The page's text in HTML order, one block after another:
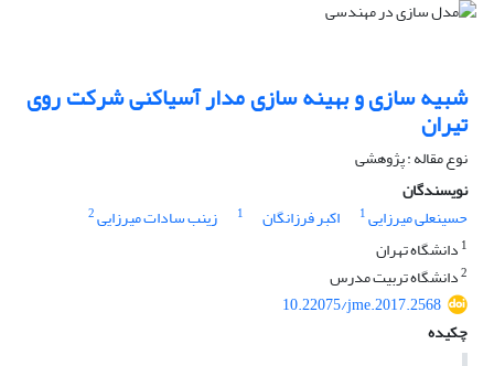
شبیه سازی و بهینه سازی مدار آسیاکنی شرکت روی
تیران
نوع مقاله : پژوهشی
نویسندگان
حسینعلی میرزایی1 اکبر فرزانگان 1 زینب سادات میرزایی2
1 دانشگاه تهران
2دانشگاه تربیت مدرس
10.22075/jme.2017.2568
چکیده